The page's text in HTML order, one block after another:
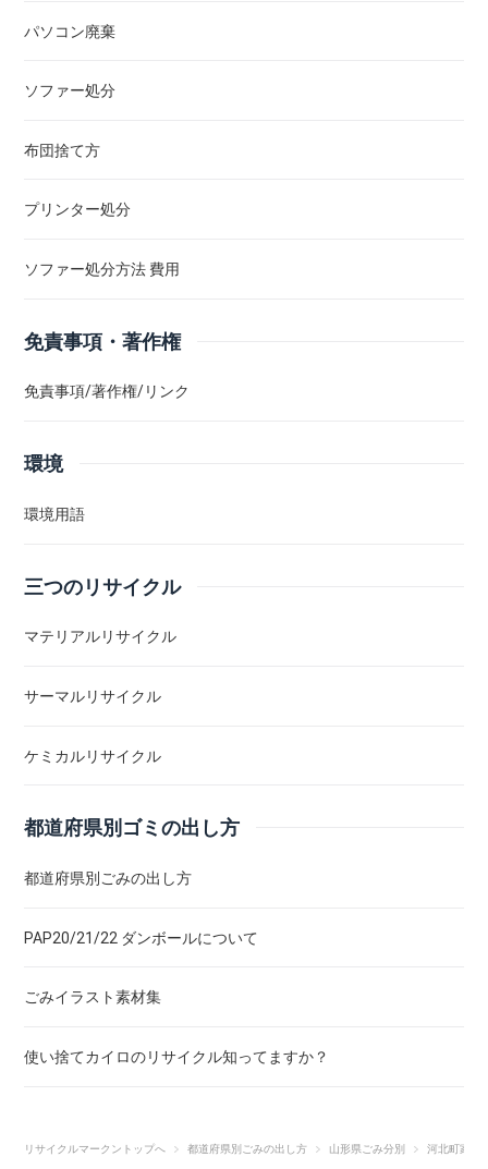
パソコン廃棄
ソファー処分
布団捨て方
プリンター処分
ソファー処分方法 費用
免責事項・著作権
免責事項/著作権/リンク
環境
環境用語
三つのリサイクル
マテリアルリサイクル
サーマルリサイクル
ケミカルリサイクル
都道府県別ゴミの出し方
都道府県別ごみの出し方
PAP20/21/22 ダンボールについて
ごみイラスト素材集
使い捨てカイロのリサイクル知ってますか？
リサイクルマークントップへ 都道府県別ごみの出し方 山形県ごみ分別 河北町家庭